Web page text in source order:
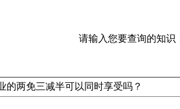
请输入您要查询的知识
的两免三减半可以同时享受吗？